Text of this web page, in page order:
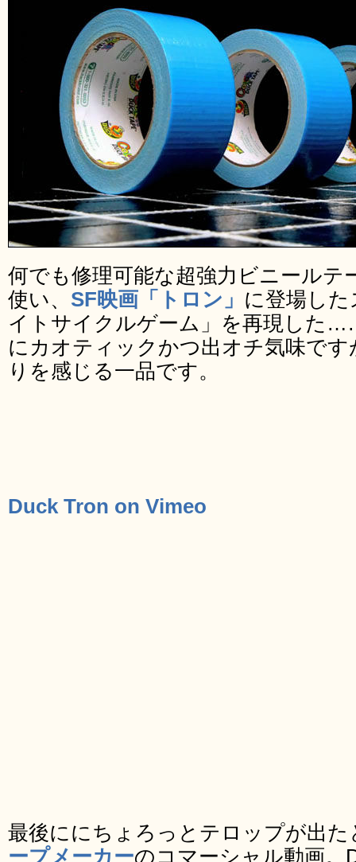
何でも修理可能な超強力ビニールテ
使い、 SF映画「トロン」 に登場し
イトサイクルゲーム」を再現した
にカオティックかつ出オチ気味で
りを感じる一品です。
Duck Tron on Vimeo
最後ににちょろっとテロップが出
ープメーカーのコマーシャル動画。